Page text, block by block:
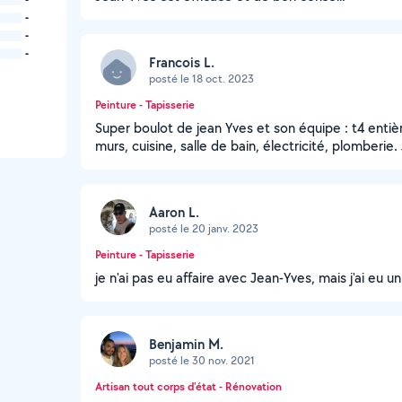
-
-
- Francois L.
posté le 18 oct. 2023
Peinture - Tapisserie
Super boulot de jean Yves et son équipe : t4
murs, cuisine, salle de bain, électricité,
Aaron L.
posté le 20 janv. 2023
Peinture - Tapisserie
je n'ai pas eu affaire avec Jean-Yves, mais j'ai eu
Benjamin M.
posté le 30 nov. 2021
Artisan tout corps d'état - Rénovation